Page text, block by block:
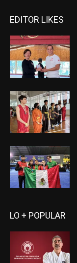
EDITOR LIKES
LO + POPULAR